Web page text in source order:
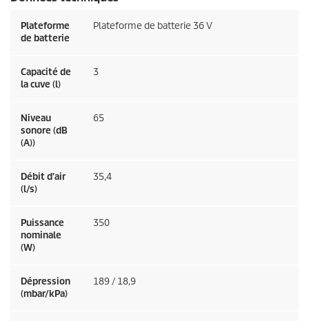
Plateforme
de batterie
Plateforme de batterie 36 V
Capacité de
la cuve (l)
3
Niveau
sonore (dB
(A))
65
Débit d'air
(l/s)
35,4
Puissance
nominale
(W)
350
Dépression
(mbar/kPa)
189 / 18,9